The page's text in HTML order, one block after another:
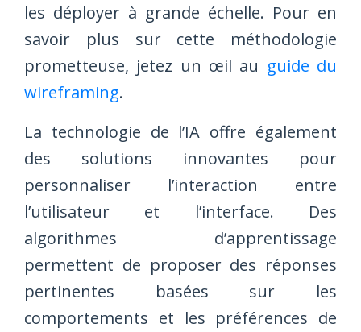
les déployer à grande échelle. Pour en
savoir plus sur cette méthodologie
prometteuse, jetez un œil au guide du
wireframing.
La technologie de l’IA offre également
des solutions innovantes pour
personnaliser l’interaction entre
l’utilisateur et l’interface. Des
algorithmes d’apprentissage
permettent de proposer des réponses
pertinentes basées sur les
comportements et les préférences de